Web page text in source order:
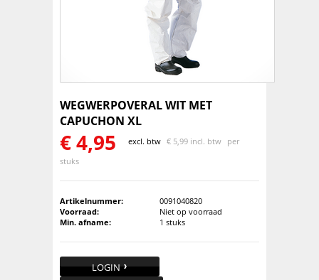
WEGWERPOVERAL WIT MET
CAPUCHON XL
€4,95 excl. btw € 5,99 incl. btw per
stuks
Artikelnummer:
0091040820
Voorraad:
Niet op voorraad
Min. afname:
1 stuks
LOGIN